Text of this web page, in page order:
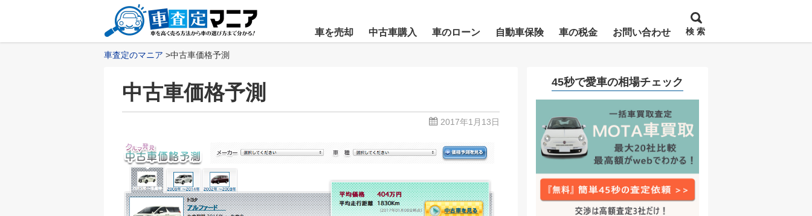
車を売却 中古車購入 車のローン 自動車保険 車の税金 お問い合わせ 検 索
車査定のマニア 中古車価格予測
中古車価格予測
2017年1月13日
45秒で愛車の相場チェック